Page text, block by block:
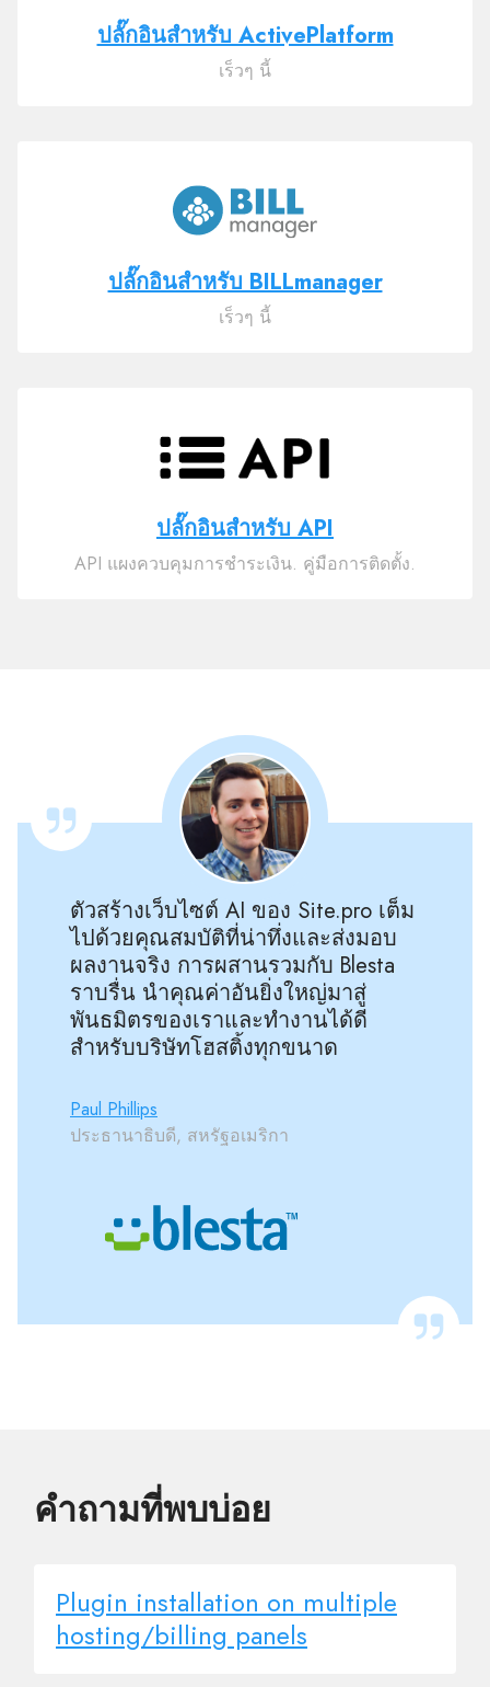
ปลั๊กอินสำหรับ ActivePlatform
เร็วๆ นี้
ปลั๊กอินสำหรับ BILLmanager
เร็วๆ นี้
ปลั๊กอินสำหรับ API
API แผงควบคุมการชำระเงิน. คู่มือการติดตั้ง.
ตัวสร้างเว็บไซต์ AI ของ Site.pro เต็ม
ไปด้วยคุณสมบัติที่น่าทึ่งและส่งมอบ
ผลงานจริง การผสานรวมกับ Blesta
ราบรื่น นำคุณค่าอันยิ่งใหญ่มาสู่
พันธมิตรของเราและทำงานได้ดี
สำหรับบริษัทโฮสติ้งทุกขนาด
Paul Phillips
ประธานาธิบดี, สหรัฐอเมริกา
คำถามที่พบบ่อย
Plugin installation on multiple
hosting/billing panels